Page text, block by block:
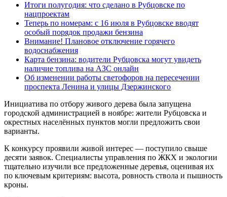
Итоги полугодия: что сделано в Рубцовске по
нацпроектам
Теперь по номерам: с 16 июля в Рубцовске вводят
особый порядок продажи бензина
Внимание! Плановое отключение горячего
водоснабжения
Карта бензина: водители Рубцовска могут увидеть
наличие топлива на АЗС онлайн
Об изменении работы светофоров на пересечении
проспекта Ленина и улицы Дзержинского
Инициатива по отбору живого дерева была запущена
городской администрацией в ноябре: жители Рубцовска и
окрестных населённых пунктов могли предложить свои
варианты.
К конкурсу проявили живой интерес — поступило свыше
десяти заявок. Специалисты управления по ЖКХ и экологии
тщательно изучили все предложенные деревья, оценивая их
по ключевым критериям: высота, ровность ствола и пышность
кроны.